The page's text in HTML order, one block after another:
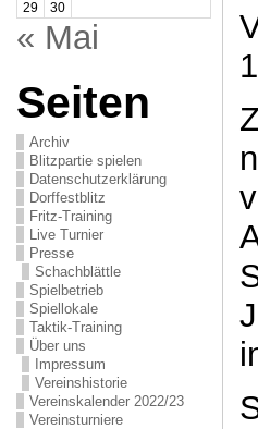
29
30
« Mai
Seiten
Archiv
Blitzpartie spielen
Datenschutzerklärung
Dorffestblitz
Fritz-Training
Live Turnier
Presse
Schachblättle
Spielbetrieb
Spiellokale
Taktik-Training
Über uns
Impressum
Vereinshistorie
Vereinskalender 2022/23
Vereinsturniere